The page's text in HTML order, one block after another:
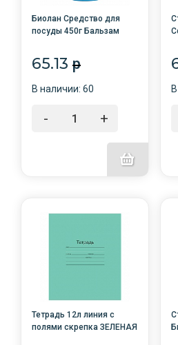
Биолан Средство для
посуды 450г Бальзам
косметик/
65.13 p
В наличии: 60
- +
Тетрадь 12л линия с
полями скрепка ЗЕЛЕНАЯ